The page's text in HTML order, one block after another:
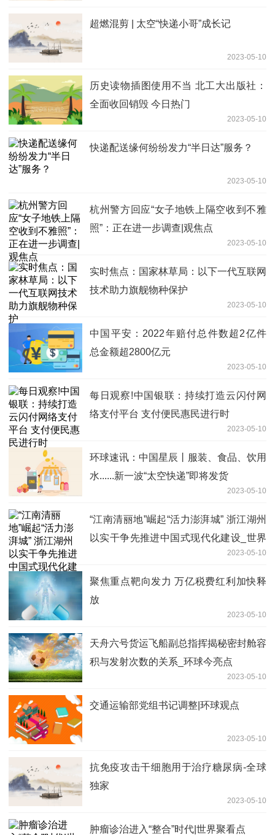
超燃混剪 | 太空“快递小哥”成长记
2023-05-10
历史读物插图使用不当 北工大出版社：
全面收回销毁 今日热门
2023-05-10
快递配送缘何纷纷发力“半日达”服务？
2023-05-10
杭州警方回应“女子地铁上隔空收到不雅
照”：正在进一步调查|观焦点
2023-05-10
实时焦点：国家林草局：以下一代互联网
技术助力旗舰物种保护
2023-05-10
中国平安：2022年赔付总件数超2亿件
总金额超2800亿元
2023-05-10
每日观察!中国银联：持续打造云闪付网
络支付平台 支付便民惠民进行时
2023-05-10
环球速讯：中国星辰丨服装、食品、饮用
水......新一波“太空快递”即将发货
2023-05-10
“江南清丽地”崛起“活力澎湃城” 浙江湖州
以实干争先推进中国式现代化建设_世界
2023-05-10
聚焦重点靶向发力 万亿税费红利加快释
放
2023-05-10
天舟六号货运飞船副总指挥揭秘密封舱容
积与发射次数的关系_环球今亮点
2023-05-10
交通运输部党组书记调整|环球观点
2023-05-10
抗免疫攻击干细胞用于治疗糖尿病-全球
独家
2023-05-10
肿瘤诊治进入“整合”时代|世界聚看点